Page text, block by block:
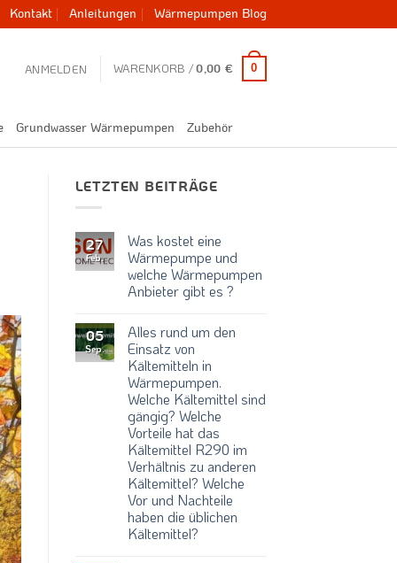
Kontakt Anleitungen Wärmepumpen Blog
ANMELDEN WARENKORB /0,00 € 0
Grundwasser Wärmepumpen Zubehör
LETZTEN BEITRÄGE
27
Feb.
Was kostet eine
Wärmepumpe und
welche Wärmepumpen
Anbieter gibt es ?
zu
Was
kostet
eine
Wärmepumpe
und
welche
Wärmepumpen
Anbieter
gibt
es
?
05
Sep.
Alles rund um den
Einsatz von
Kältemitteln in
Wärmepumpen.
Welche Kältemittel sind
gängig? Welche
Vorteile hat das
Kältemittel R290 im
Verhältnis zu anderen
Kältemittel? Welche
Vor und Nachteile
haben die üblichen
Kältemittel?